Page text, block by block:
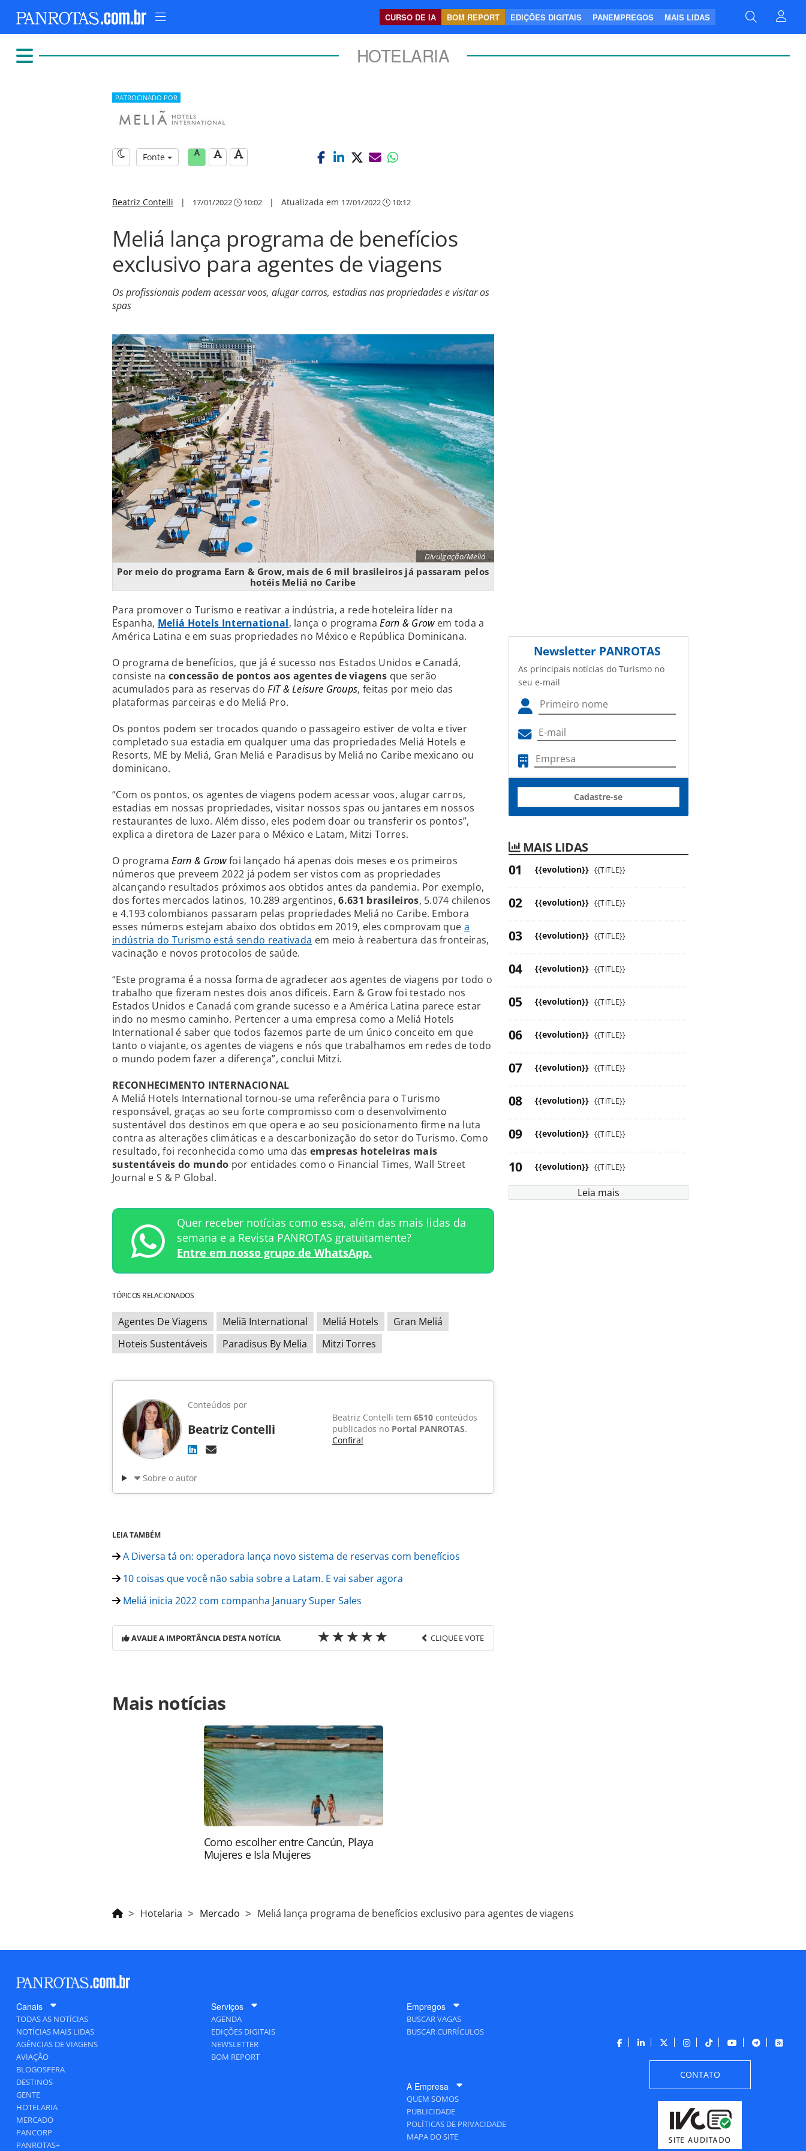
CURSO DE IA BOM REPORT EDIÇÕES DIGITAIS PANEMPREGOS MAIS LIDAS
HOTELARIA
PATROCINADO POR
Fonte
Beatriz Contelli | 17/01/2022 10:02 | Atualizada em 17/01/2022 10:12
Meliá lança programa de benefícios
exclusivo para agentes de viagens
Os profissionais podem acessar voos, alugar carros, estadias nas propriedades e visitar os
spas
Divulgação/Meliá
Por meio do programa Earn & Grow, mais de 6 mil brasileiros já passaram pelos
hotéis Meliá no Caribe
Para promover o Turismo e reativar a indústria, a rede hoteleira líder na
Espanha, Meliá Hotels International, lança o programaEarn & Growem toda a
América Latina e em suas propriedades no México e República Dominicana.
O programa de benefícios, que já é sucesso nos Estados Unidos e Canadá,
consiste na concessão de pontos aos agentes de viagens que serão
acumulados para as reservas doFIT & Leisure Groups, feitas por meio das
plataformas parceiras e do Meliá Pro.
Os pontos podem ser trocados quando o passageiro estiver de volta e tiver
completado sua estadia em qualquer uma das propriedades Meliá Hotels e
Resorts, ME by Meliá, Gran Meliá e Paradisus by Meliá no Caribe mexicano ou
dominicano.
“Com os pontos, os agentes de viagens podem acessar voos, alugar carros,
estadias em nossas propriedades, visitar nossos spas ou jantares em nossos
restaurantes de luxo. Além disso, eles podem doar ou transferir os pontos”,
explica a diretora de Lazer para o México e Latam, Mitzi Torres.
O programaEarn & Growfoi lançado há apenas dois meses e os primeiros
números que preveem 2022 já podem ser vistos com as propriedades
alcançando resultados próximos aos obtidos antes da pandemia. Por exemplo,
dos fortes mercados latinos, 10.289 argentinos,6.631 brasileiros, 5.074 chilenos
e 4.193 colombianos passaram pelas propriedades Meliá no Caribe. Embora
esses números estejam abaixo dos obtidos em 2019, eles comprovam que a
indústria do Turismo está sendo reativada em meio à reabertura das fronteiras,
vacinação e novos protocolos de saúde.
“Este programa é a nossa forma de agradecer aos agentes de viagens por todo o
trabalho que fizeram nestes dois anos difíceis. Earn & Grow foi testado nos
Estados Unidos e Canadá com grande sucesso e a América Latina parece estar
indo no mesmo caminho. Pertencer a uma empresa como a Meliá Hotels
International é saber que todos fazemos parte de um único conceito em que
tanto o viajante, os agentes de viagens e nós que trabalhamos em redes de todo
o mundo podem fazer a diferença”, conclui Mitzi.
RECONHECIMENTO INTERNACIONAL
A Meliá Hotels International tornou-se uma referência para o Turismo
responsável, graças ao seu forte compromisso com o desenvolvimento
sustentável dos destinos em que opera e ao seu posicionamento firme na luta
contra as alterações climáticas e a descarbonização do setor do Turismo. Como
resultado, foi reconhecida como uma das empresas hoteleiras mais
sustentáveis do mundo por entidades como o Financial Times, Wall Street
Journal e S & P Global.
Quer receber notícias como essa, além das mais lidas da
semana e a Revista PANROTAS gratuitamente?
Entre em nosso grupo de WhatsApp.
TÓPICOS RELACIONADOS
Agentes De Viagens Meliã International Meliá Hotels
Gran Meliá
Hoteis Sustentáveis
Paradisus By Melia Mitzi Torres
Conteúdos por
Beatriz Contelli
Beatriz Contelli tem 6510 conteúdos
publicados no Portal PANROTAS.
Confira!
Sobre o autor
LEIA TAMBÉM
A Diversa tá on: operadora lança novo sistema de reservas com benefícios
10 coisas que você não sabia sobre a Latam. E vai saber agora
Meliá inicia 2022 com companha January Super Sales
AVALIE A IMPORTÂNCIA DESTA NOTÍCIA CLIQUE E VOTE
https://www.panrotas.com.br/hotelaria/mercado/2022/01/melia-lanca-programa-de-
beneficios-exclusivo-para-agentes-de-viagens_186884.html ou as ferramentas
oferecidas na página. Todo o conteúdo produzido pela PANROTAS Editora é protegido
pela legislação brasileira sobre direito autoral. Não reproduza o conteúdo sem
autorização da PANROTAS Editora (copyright@panrotas.com.br).
Mais notícias
Como escolher entre Cancún, Playa
Mujeres e Isla Mujeres
Newsletter PANROTAS
As principais notícias do Turismo no
seu e-mail
Cadastre-se
MAIS LIDAS
{{evolution}} {{TITLE}}
{{evolution}} {{TITLE}}
{{evolution}} {{TITLE}}
{{evolution}} {{TITLE}}
{{evolution}} {{TITLE}}
{{evolution}} {{TITLE}}
{{evolution}} {{TITLE}}
{{evolution}} {{TITLE}}
{{evolution}} {{TITLE}}
{{evolution}} {{TITLE}}
Leia mais
Hotelaria Mercado Meliá lança programa de benefícios exclusivo para agentes de viagens
Canais
TODAS AS NOTÍCIAS
NOTÍCIAS MAIS LIDAS
AGÊNCIAS DE VIAGENS
AVIAÇÃO
BLOGOSFERA
DESTINOS
GENTE
HOTELARIA
MERCADO
PANCORP
PANROTAS+
Serviços
AGENDA
EDIÇÕES DIGITAIS
NEWSLETTER
BOM REPORT
Empregos
BUSCAR VAGAS
BUSCAR CURRÍCULOS
A Empresa
QUEM SOMOS
PUBLICIDADE
POLÍTICAS DE PRIVACIDADE
MAPA DO SITE
CONTATO